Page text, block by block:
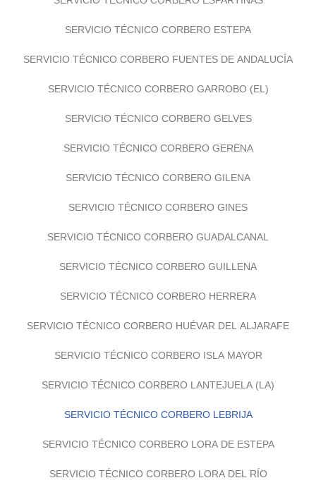
SERVICIO TÉCNICO CORBERO ESTEPA
SERVICIO TÉCNICO CORBERO FUENTES DE ANDALUCÍA
SERVICIO TÉCNICO CORBERO GARROBO (EL)
SERVICIO TÉCNICO CORBERO GELVES
SERVICIO TÉCNICO CORBERO GERENA
SERVICIO TÉCNICO CORBERO GILENA
SERVICIO TÉCNICO CORBERO GINES
SERVICIO TÉCNICO CORBERO GUADALCANAL
SERVICIO TÉCNICO CORBERO GUILLENA
SERVICIO TÉCNICO CORBERO HERRERA
SERVICIO TÉCNICO CORBERO HUÉVAR DEL ALJARAFE
SERVICIO TÉCNICO CORBERO ISLA MAYOR
SERVICIO TÉCNICO CORBERO LANTEJUELA (LA)
SERVICIO TÉCNICO CORBERO LEBRIJA
SERVICIO TÉCNICO CORBERO LORA DE ESTEPA
SERVICIO TÉCNICO CORBERO LORA DEL RÍO